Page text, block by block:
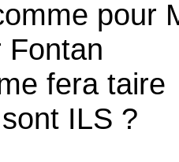
pour
Fontan
fera taire
ILS ?